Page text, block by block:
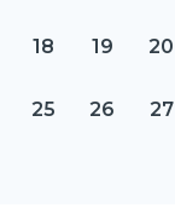
18 19 20
25 26 27